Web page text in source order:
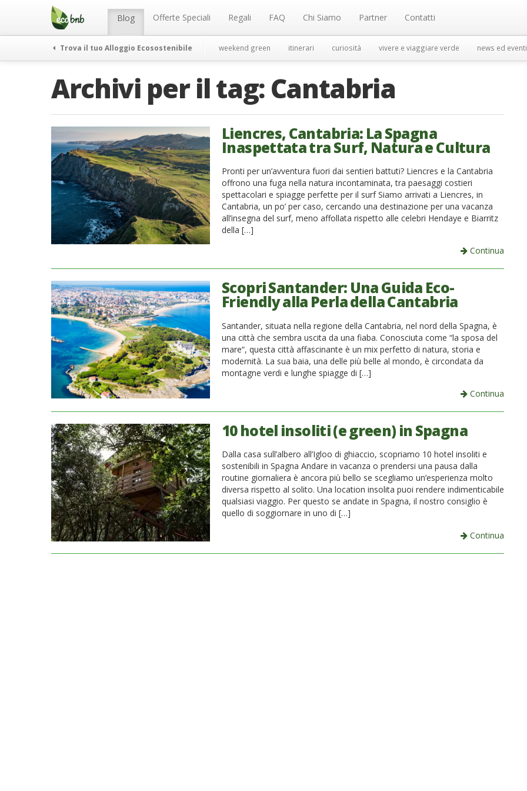
Menu Blog Offerte Speciali Regali FAQ Chi Siamo Partner Contatti
Trova il tuo Alloggio Ecosostenibile weekend green itinerari curiosità vivere e viaggiare verde news ed eventi
Archivi per il tag: Cantabria
Liencres, Cantabria: La Spagna
Inaspettata tra Surf, Natura e Cultura
Pronti per un’avventura fuori dai sentieri battuti? Liencres e la Cantabria
offrono una fuga nella natura incontaminata, tra paesaggi costieri
spettacolari e spiagge perfette per il surf Siamo arrivati a Liencres, in
Cantabria, un po’ per caso, cercando una destinazione per una vacanza
all’insegna del surf, meno affollata rispetto alle celebri Hendaye e Biarritz
della […]
Continua
Scopri Santander: Una Guida Eco-
Friendly alla Perla della Cantabria
Santander, situata nella regione della Cantabria, nel nord della Spagna, è
una città che sembra uscita da una fiaba. Conosciuta come “la sposa del
mare“, questa città affascinante è un mix perfetto di natura, storia e
modernità. La sua baia, una delle più belle al mondo, è circondata da
montagne verdi e lunghe spiagge di […]
Continua
10 hotel insoliti (e green) in Spagna
Dalla casa sull’albero all’Igloo di ghiaccio, scopriamo 10 hotel insoliti e
sostenibili in Spagna Andare in vacanza o prendersi una pausa dalla
routine giornaliera è ancora più bello se scegliamo un’esperienza molto
diversa rispetto al solito. Una location insolita puoi rendere indimenticabile
qualsiasi viaggio. Per questo se andate in Spagna, il nostro consiglio è
quello di soggiornare in uno di […]
Continua